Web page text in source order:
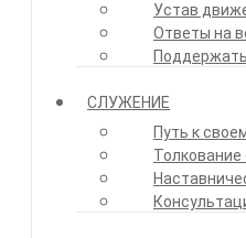
Устав
Ответы на
СЛУЖЕНИЕ
Путь к
Толкование